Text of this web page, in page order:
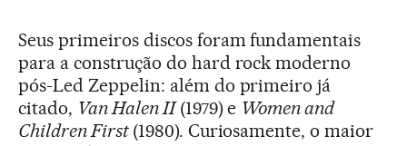
Seus primeiros discos foram fundamentais
para a construção do hard rock moderno
pós-Led Zeppelin: além do primeiro já
citado, Van Halen II(1979) e Women and
Children First(1980). Curiosamente, o maior